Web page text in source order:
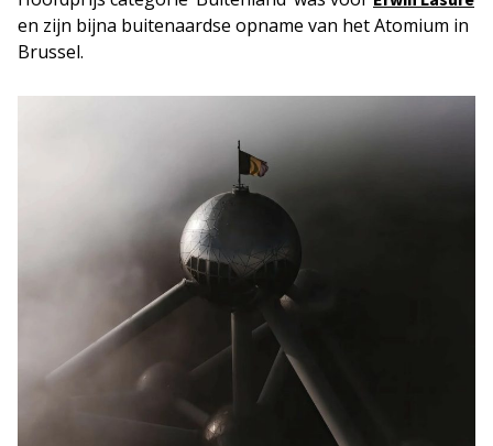
en zijn bijna buitenaardse opname van het Atomium in
Brussel.